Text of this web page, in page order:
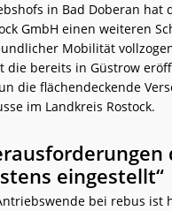
in Bad Doberan hat
GmbH einen weiteren
Mobilität
die bereits in Güstrow
die flächendeckende
im Landkreis Rostock.
eingestellt“
bei rebus ist